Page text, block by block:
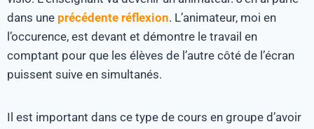
dans une précédente réflexion. L’animateur, moi en
l’occurence, est devant et démontre le travail en
comptant pour que les élèves de l’autre côté de l’écran
puissent suive en simultanés.
Il est important dans ce type de cours en groupe d’avoir